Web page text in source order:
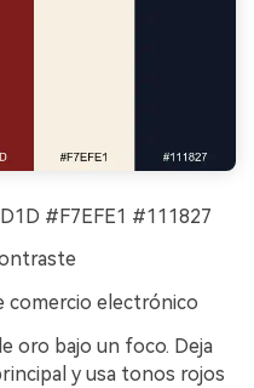
#F7EFE1 #111827
comercio electrónico
oro bajo un foco. Deja
y usa tonos rojos